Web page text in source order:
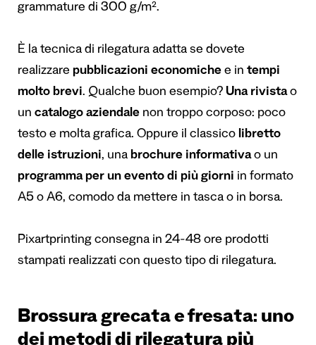
grammature di 300 g/m².
È la tecnica di rilegatura adatta se dovete
realizzare pubblicazioni economiche e in tempi
molto brevi. Qualche buon esempio? Una rivistao
un catalogo aziendale non troppo corposo: poco
testo e molta grafica. Oppure il classico libretto
delle istruzioni, una brochure informativao un
programma per un evento di più giorni in formato
A5 o A6, comodo da mettere in tasca o in borsa.
Pixartprinting consegna in 24-48 ore prodotti
stampati realizzati con questo tipo di rilegatura.
Brossura grecata e fresata: uno